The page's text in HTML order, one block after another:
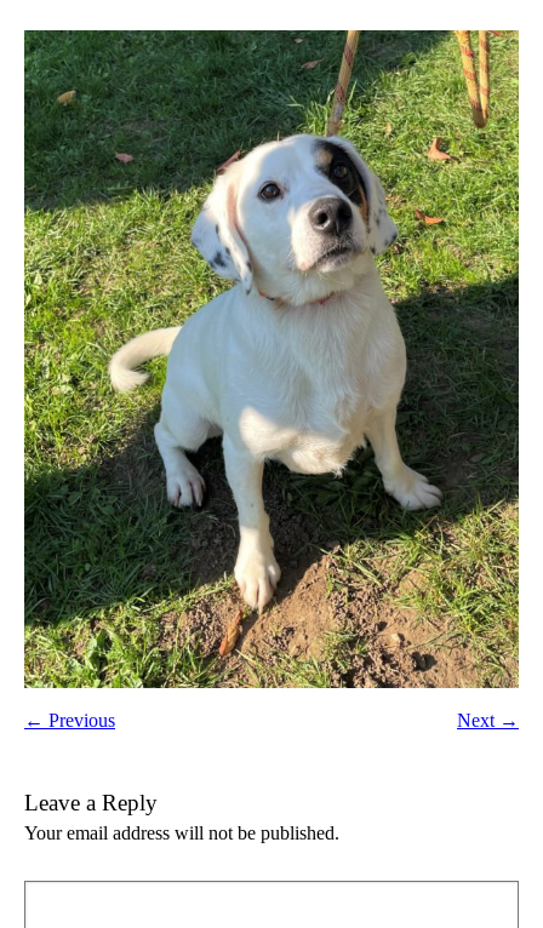
← Previous Next →
Leave a Reply
Your email address will not be published.